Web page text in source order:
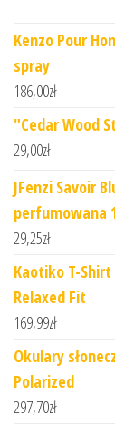
Kenzo Pour
spray
186,00zł
"Cedar Wood
29,00zł
JFenzi Savoir
perfumowana
29,25zł
Kaotiko T-Shirt
Relaxed Fit
169,99zł
Okulary
Polarized
297,70zł